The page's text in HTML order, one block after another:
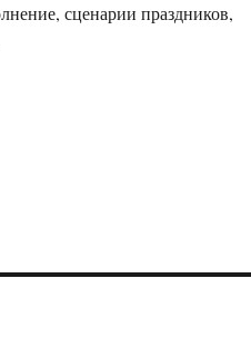
сценарии праздников,